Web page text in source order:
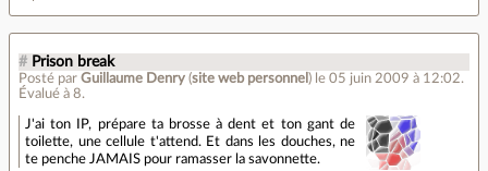
# Prison break
Posté par Guillaume Denry (site web personnel ) le 05 juin 2009 à 12:02.
Évalué à 8.
J'ai ton IP, prépare ta brosse à dent et ton gant de
toilette, une cellule t'attend. Et dans les douches, ne
te penche JAMAIS pour ramasser la savonnette.